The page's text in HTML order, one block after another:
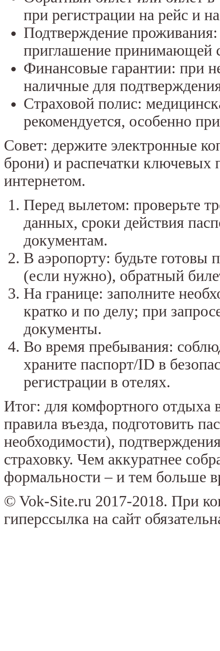
при регистрации на рейс и
Подтверждение
приглашение принимающей
Финансовые гарантии: при
наличные для
Страховой полис:
рекомендуется, особенно
Совет: держите электронные
брони) и распечатки ключевых
интернетом.
Перед вылетом: проверьте
данных, сроки действия
документам.
В аэропорту: будьте готовы
(если нужно), обратный
На границе: заполните
кратко и по делу; при
документы.
Во время пребывания:
храните паспорт/ID в
регистрации в отелях.
Итог: для комфортного отдыха
правила въезда, подготовить
необходимости),
страховку. Чем аккуратнее
формальности – и тем больше
© Vok-Site.ru 2017-2018. При
гиперссылка на сайт